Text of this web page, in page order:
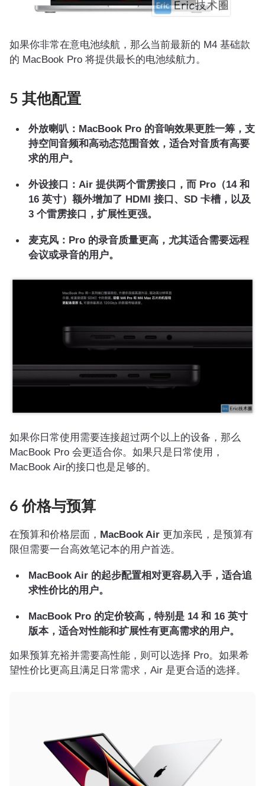
如果你非常在意电池续航，那么当前最新的 M4 基础款
的 MacBook Pro 将提供最长的电池续航力。
5 其他配置
外放喇叭：MacBook Pro 的音响效果更胜一筹，支
持空间音频和高动态范围音效，适合对音质有高要
求的用户。
外设接口：Air 提供两个雷雳接口，而 Pro（14 和
16 英寸）额外增加了 HDMI 接口、SD 卡槽，以及
3 个雷雳接口，扩展性更强。
麦克风：Pro 的录音质量更高，尤其适合需要远程
会议或录音的用户。
如果你日常使用需要连接超过两个以上的设备，那么
MacBook Pro 会更适合你。如果只是日常使用，
MacBook Air的接口也是足够的。
6 价格与预算
在预算和价格层面， MacBook Air 更加亲民，是预算有
限但需要一台高效笔记本的用户首选。
MacBook Air 的起步配置相对更容易入手，适合追
求性价比的用户。
MacBook Pro 的定价较高，特别是 14 和 16 英寸
版本，适合对性能和扩展性有更高需求的用户。
如果预算充裕并需要高性能，则可以选择 Pro。如果希
望性价比更高且满足日常需求，Air 是更合适的选择。